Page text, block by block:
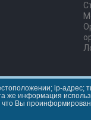
ip-адрес;
же информация
Вы